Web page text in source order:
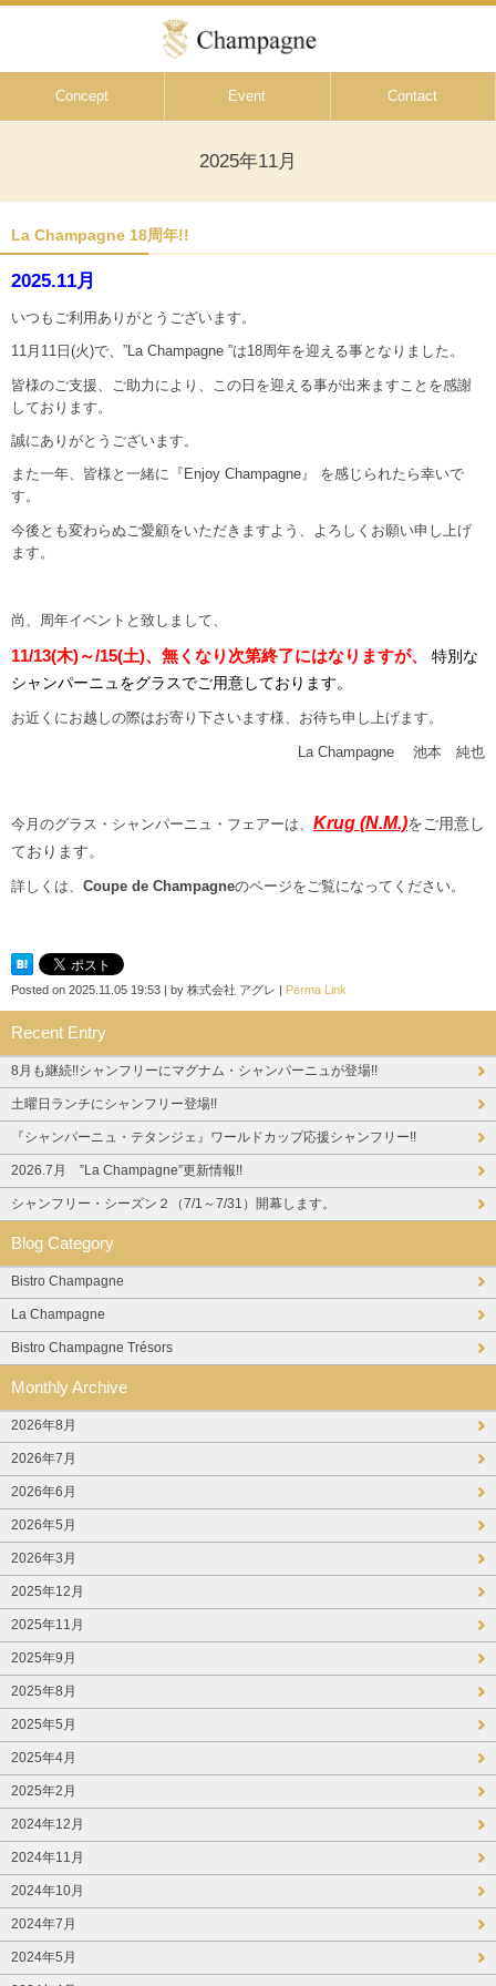
Concept Event Contact
2025年11月
La Champagne 18周年!!
2025.11月
いつもご利用ありがとうございます。
11月11日(火)で、”La Champagne ”は18周年を迎える事となりました。
皆様のご支援、ご助力により、この日を迎える事が出来ますことを感謝
しております。
誠にありがとうございます。
また一年、皆様と一緒に『Enjoy Champagne』 を感じられたら幸いで
す。
今後とも変わらぬご愛顧をいただきますよう、よろしくお願い申し上げ
ます。
尚、周年イベントと致しまして、
11/13(木)～/15(土)、無くなり次第終了にはなりますが、 特別な
シャンパーニュをグラスでご用意しております。
お近くにお越しの際はお寄り下さいます様、お待ち申し上げます。
La Champagne 池本 純也
今月のグラス・シャンパーニュ・フェアーは、 Krug (N.M.)をご用意し
ております。
詳しくは、 Coupe de Champagneのページをご覧になってください。
Posted on 2025.11.05 19:53 | by 株式会社 アグレ | Perma Link
Recent Entry
8月も継続!!シャンフリーにマグナム・シャンパーニュが登場!!
土曜日ランチにシャンフリー登場!!
『シャンパーニュ・テタンジェ』ワールドカップ応援シャンフリー!!
2026.7月 ”La Champagne”更新情報!!
シャンフリー・シーズン２（7/1～7/31）開幕します。
Blog Category
Bistro Champagne
La Champagne
Bistro Champagne Trésors
Monthly Archive
2026年8月
2026年7月
2026年6月
2026年5月
2026年3月
2025年12月
2025年11月
2025年9月
2025年8月
2025年5月
2025年4月
2025年2月
2024年12月
2024年11月
2024年10月
2024年7月
2024年5月